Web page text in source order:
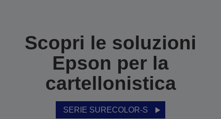
Scopri le soluzioni
Epson per la
cartellonistica
SERIE SURECOLOR-S